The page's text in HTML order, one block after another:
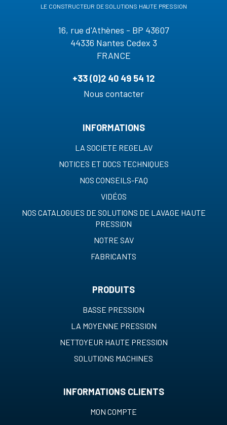
le constructeur de solutions haute pression
16, rue d'Athènes - BP 43607
44336 Nantes Cedex 3
FRANCE
+33 (0)2 40 49 54 12
Nous contacter
INFORMATIONS
LA SOCIETE REGELAV
NOTICES ET DOCS TECHNIQUES
NOS CONSEILS-FAQ
VIDÉOS
NOS CATALOGUES DE SOLUTIONS DE LAVAGE HAUTE
PRESSION
NOTRE SAV
FABRICANTS
PRODUITS
BASSE PRESSION
LA MOYENNE PRESSION
NETTOYEUR HAUTE PRESSION
SOLUTIONS MACHINES
INFORMATIONS CLIENTS
MON COMPTE